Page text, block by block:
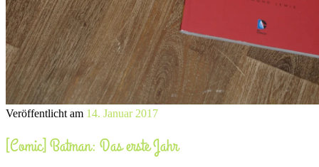
Veröffentlicht am 14. Januar 2017
[Comic] Batman: Das erste Jahr